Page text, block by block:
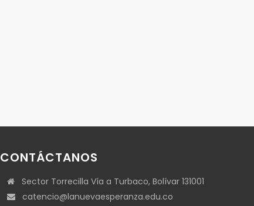
CONTÁCTANOS
Sector Torrecilla Vía a Turbaco, Bolívar 131001
catencio@lanuevaesperanza.edu.co